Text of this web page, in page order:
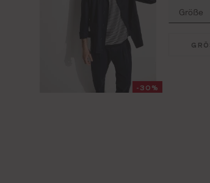
-30%